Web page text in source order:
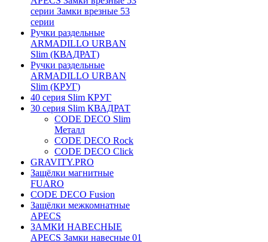
серии Замки врезные 53
серии
Ручки раздельные
ARMADILLO URBAN
Slim (КВАДРАТ)
Ручки раздельные
ARMADILLO URBAN
Slim (КРУГ)
40 серия Slim КРУГ
30 серия Slim КВАДРАТ
CODE DECO Slim
Металл
CODE DECO Rock
CODE DECO Click
GRAVITY.PRO
Защёлки магнитные
FUARO
CODE DECO Fusion
Защёлки межкомнатные
APECS
ЗАМКИ НАВЕСНЫЕ
APECS Замки навесные 01